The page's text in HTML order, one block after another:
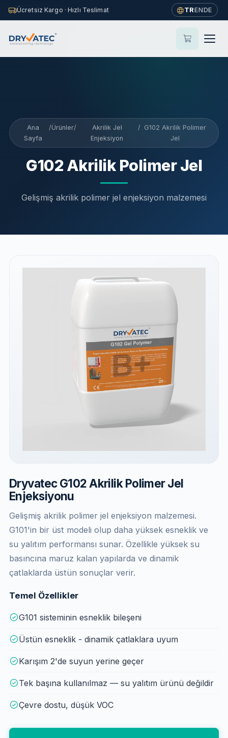
This page is also available in
View in English
→
×
Ücretsiz Kargo · Hızlı Teslimat TRENDE
Ana
Sayfa
/Ürünler/
Akrilik Jel
Enjeksiyon
/ G102 Akrilik Polimer
Jel
G102 Akrilik Polimer Jel
Gelişmiş akrilik polimer jel enjeksiyon malzemesi
Dryvatec G102 Akrilik Polimer Jel
Enjeksiyonu
Gelişmiş akrilik polimer jel enjeksiyon malzemesi.
G101'in bir üst modeli olup daha yüksek esneklik ve
su yalıtım performansı sunar. Özellikle yüksek su
basıncına maruz kalan yapılarda ve dinamik
çatlaklarda üstün sonuçlar verir.
Temel Özellikler
G101 sisteminin esneklik bileşeni
Üstün esneklik - dinamik çatlaklara uyum
Karışım 2'de suyun yerine geçer
Tek başına kullanılmaz — su yalıtım ürünü değildir
Çevre dostu, düşük VOC